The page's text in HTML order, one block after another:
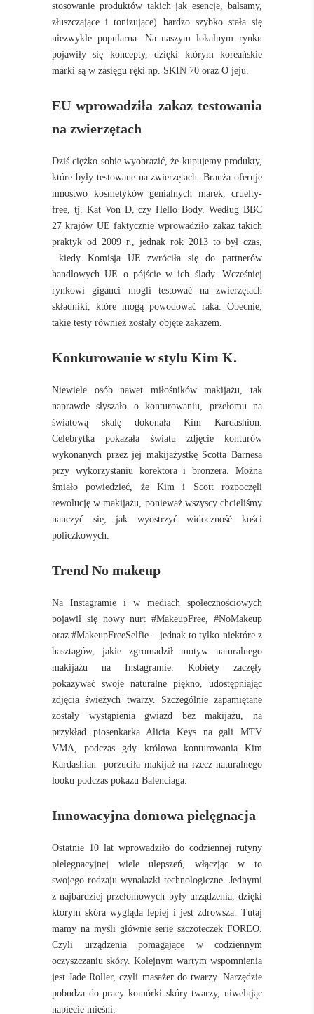
stosowanie produktów takich jak esencje, balsamy,
złuszczające i tonizujące) bardzo szybko stała się
niezwykle popularna. Na naszym lokalnym rynku
pojawiły się koncepty, dzięki którym koreańskie
marki są w zasięgu ręki np. SKIN 70 oraz O jeju.
EU wprowadziła zakaz testowania
na zwierzętach
Dziś ciężko sobie wyobrazić, że kupujemy produkty,
które były testowane na zwierzętach. Branża oferuje
mnóstwo kosmetyków genialnych marek, cruelty-
free, tj. Kat Von D, czy Hello Body. Według BBC
27 krajów UE faktycznie wprowadziło zakaz takich
praktyk od 2009 r., jednak rok 2013 to był czas,
kiedy Komisja UE zwróciła się do partnerów
handlowych UE o pójście w ich ślady. Wcześniej
rynkowi giganci mogli testować na zwierzętach
składniki, które mogą powodować raka. Obecnie,
takie testy również zostały objęte zakazem.
Konkurowanie w stylu Kim K.
Niewiele osób nawet miłośników makijażu, tak
naprawdę słyszało o konturowaniu, przełomu na
światową skalę dokonała Kim Kardashion.
Celebrytka pokazała światu zdjęcie konturów
wykonanych przez jej makijażystkę Scotta Barnesa
przy wykorzystaniu korektora i bronzera. Można
śmiało powiedzieć, że Kim i Scott rozpoczęli
rewolucję w makijażu, ponieważ wszyscy chcieliśmy
nauczyć się, jak wyostrzyć widoczność kości
policzkowych.
Trend No makeup
Na Instagramie i w mediach społecznościowych
pojawił się nowy nurt #MakeupFree, #NoMakeup
oraz #MakeupFreeSelfie – jednak to tylko niektóre z
hasztagów, jakie zgromadził motyw naturalnego
makijażu na Instagramie. Kobiety zaczęły
pokazywać swoje naturalne piękno, udostępniając
zdjęcia świeżych twarzy. Szczególnie zapamiętane
zostały wystąpienia gwiazd bez makijażu, na
przykład piosenkarka Alicia Keys na gali MTV
VMA, podczas gdy królowa konturowania Kim
Kardashian porzuciła makijaż na rzecz naturalnego
looku podczas pokazu Balenciaga.
Innowacyjna domowa pielęgnacja
Ostatnie 10 lat wprowadziło do codziennej rutyny
pielęgnacyjnej wiele ulepszeń, włączjąc w to
swojego rodzaju wynalazki technologiczne. Jednymi
z najbardziej przełomowych były urządzenia, dzięki
którym skóra wygląda lepiej i jest zdrowsza. Tutaj
mamy na myśli głównie serie szczoteczek FOREO.
Czyli urządzenia pomagające w codziennym
oczyszczaniu skóry. Kolejnym wartym wspomnienia
jest Jade Roller, czyli masażer do twarzy. Narzędzie
pobudza do pracy komórki skóry twarzy, niwelując
napięcie mięśni.